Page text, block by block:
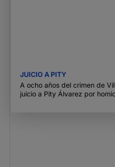
JUICIO A PITY
A ocho años del crimen de
juicio a Pity Álvarez por